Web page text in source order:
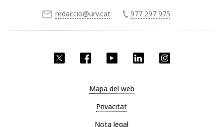
Facebook YouTube LinkedIn
redaccio@urv.cat 977 297 975
Mapa del web
Privacitat
Nota legal